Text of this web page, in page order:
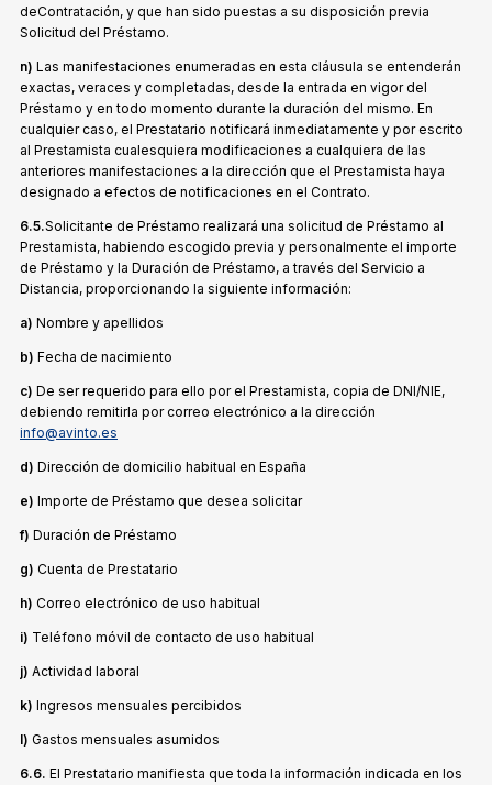
deContratación, y que han sido puestas a su disposición previa
Solicitud del Préstamo.
n) Las manifestaciones enumeradas en esta cláusula se entenderán
exactas, veraces y completadas, desde la entrada en vigor del
Préstamo y en todo momento durante la duración del mismo. En
cualquier caso, el Prestatario notificará inmediatamente y por escrito
al Prestamista cualesquiera modificaciones a cualquiera de las
anteriores manifestaciones a la dirección que el Prestamista haya
designado a efectos de notificaciones en el Contrato.
6.5.Solicitante de Préstamo realizará una solicitud de Préstamo al
Prestamista, habiendo escogido previa y personalmente el importe
de Préstamo y la Duración de Préstamo, a través del Servicio a
Distancia, proporcionando la siguiente información:
a) Nombre y apellidos
b) Fecha de nacimiento
c) De ser requerido para ello por el Prestamista, copia de DNI/NIE,
debiendo remitirla por correo electrónico a la dirección
info@avinto.es
d) Dirección de domicilio habitual en España
e) Importe de Préstamo que desea solicitar
f) Duración de Préstamo
g) Cuenta de Prestatario
h) Correo electrónico de uso habitual
i) Teléfono móvil de contacto de uso habitual
j) Actividad laboral
k) Ingresos mensuales percibidos
l) Gastos mensuales asumidos
6.6. El Prestatario manifiesta que toda la información indicada en los